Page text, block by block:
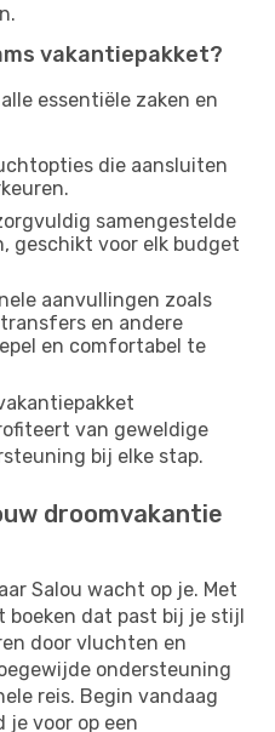
vakantiepakket?
essentiële zaken en
die aansluiten
samengestelde
geschikt voor elk budget
aanvullingen zoals
en andere
en comfortabel te
van geweldige
bij elke stap.
droomvakantie
Salou wacht op je. Met
boeken dat past bij je stijl
door vluchten en
ondersteuning
reis. Begin vandaag
je voor op een